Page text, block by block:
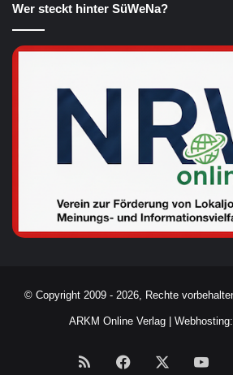
Wer steckt hinter SüWeNa?
© Copyright 2009 - 2026, Rechte
ARKM Online Verlag
RSS Facebook